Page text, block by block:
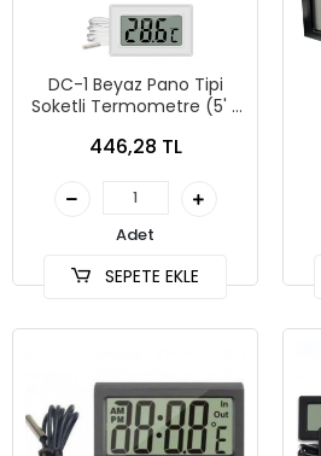
DC-1 Beyaz Pano Tipi
Soketli Termometre (5' li
446,28 TL
Adet
SEPETE EKLE